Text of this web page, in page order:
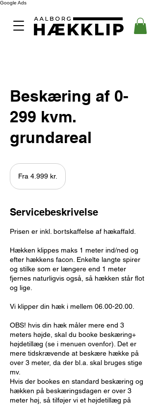
Google Ads
Beskæring af 0-
299 kvm.
grundareal
Fra
4.999
danske
kroner
Fra 4.999 kr.
Servicebeskrivelse
Prisen er inkl. bortskaffelse af hækaffald.
Hækken klippes maks 1 meter ind/ned og
efter hækkens facon. Enkelte langte spirer
og stilke som er længere end 1 meter
fjernes naturligvis også, så hækken står flot
og lige.
Vi klipper din hæk i mellem 06.00-20.00.
OBS! hvis din hæk måler mere end 3
meters højde, skal du booke beskæring+
højdetillæg (se i menuen ovenfor). Det er
mere tidskrævende at beskære hække på
over 3 meter, da der bl.a. skal bruges stige
mv.
Hvis der bookes en standard beskæring og
hækken på beskæringsdagen er over 3
meter høj, så tilføjer vi et højdetillæg på